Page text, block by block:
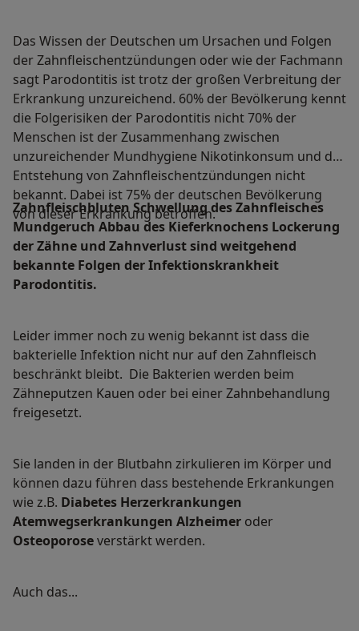
Das Wissen der Deutschen um Ursachen und Folgen
der Zahnfleischentzündungen oder wie der Fachmann
sagt Parodontitis ist trotz der großen Verbreitung der
Erkrankung unzureichend. 60% der Bevölkerung kennt
die Folgerisiken der Parodontitis nicht 70% der
Menschen ist der Zusammenhang zwischen
unzureichender Mundhygiene Nikotinkonsum und der
Entstehung von Zahnfleischentzündungen nicht
bekannt. Dabei ist 75% der deutschen Bevölkerung
von dieser Erkrankung betroffen.
Zahnfleischbluten Schwellung des Zahnfleisches
Mundgeruch Abbau des Kieferknochens Lockerung
der Zähne und Zahnverlust sind weitgehend
bekannte Folgen der Infektionskrankheit
Parodontitis.
Leider immer noch zu wenig bekannt ist dass die
bakterielle Infektion nicht nur auf den Zahnfleisch
beschränkt bleibt. Die Bakterien werden beim
Zähneputzen Kauen oder bei einer Zahnbehandlung
freigesetzt.
Sie landen in der Blutbahn zirkulieren im Körper und
können dazu führen dass bestehende Erkrankungen
wie z.B. Diabetes Herzerkrankungen
Atemwegserkrankungen Alzheimer oder
Osteoporoseverstärkt werden.
Auch das...